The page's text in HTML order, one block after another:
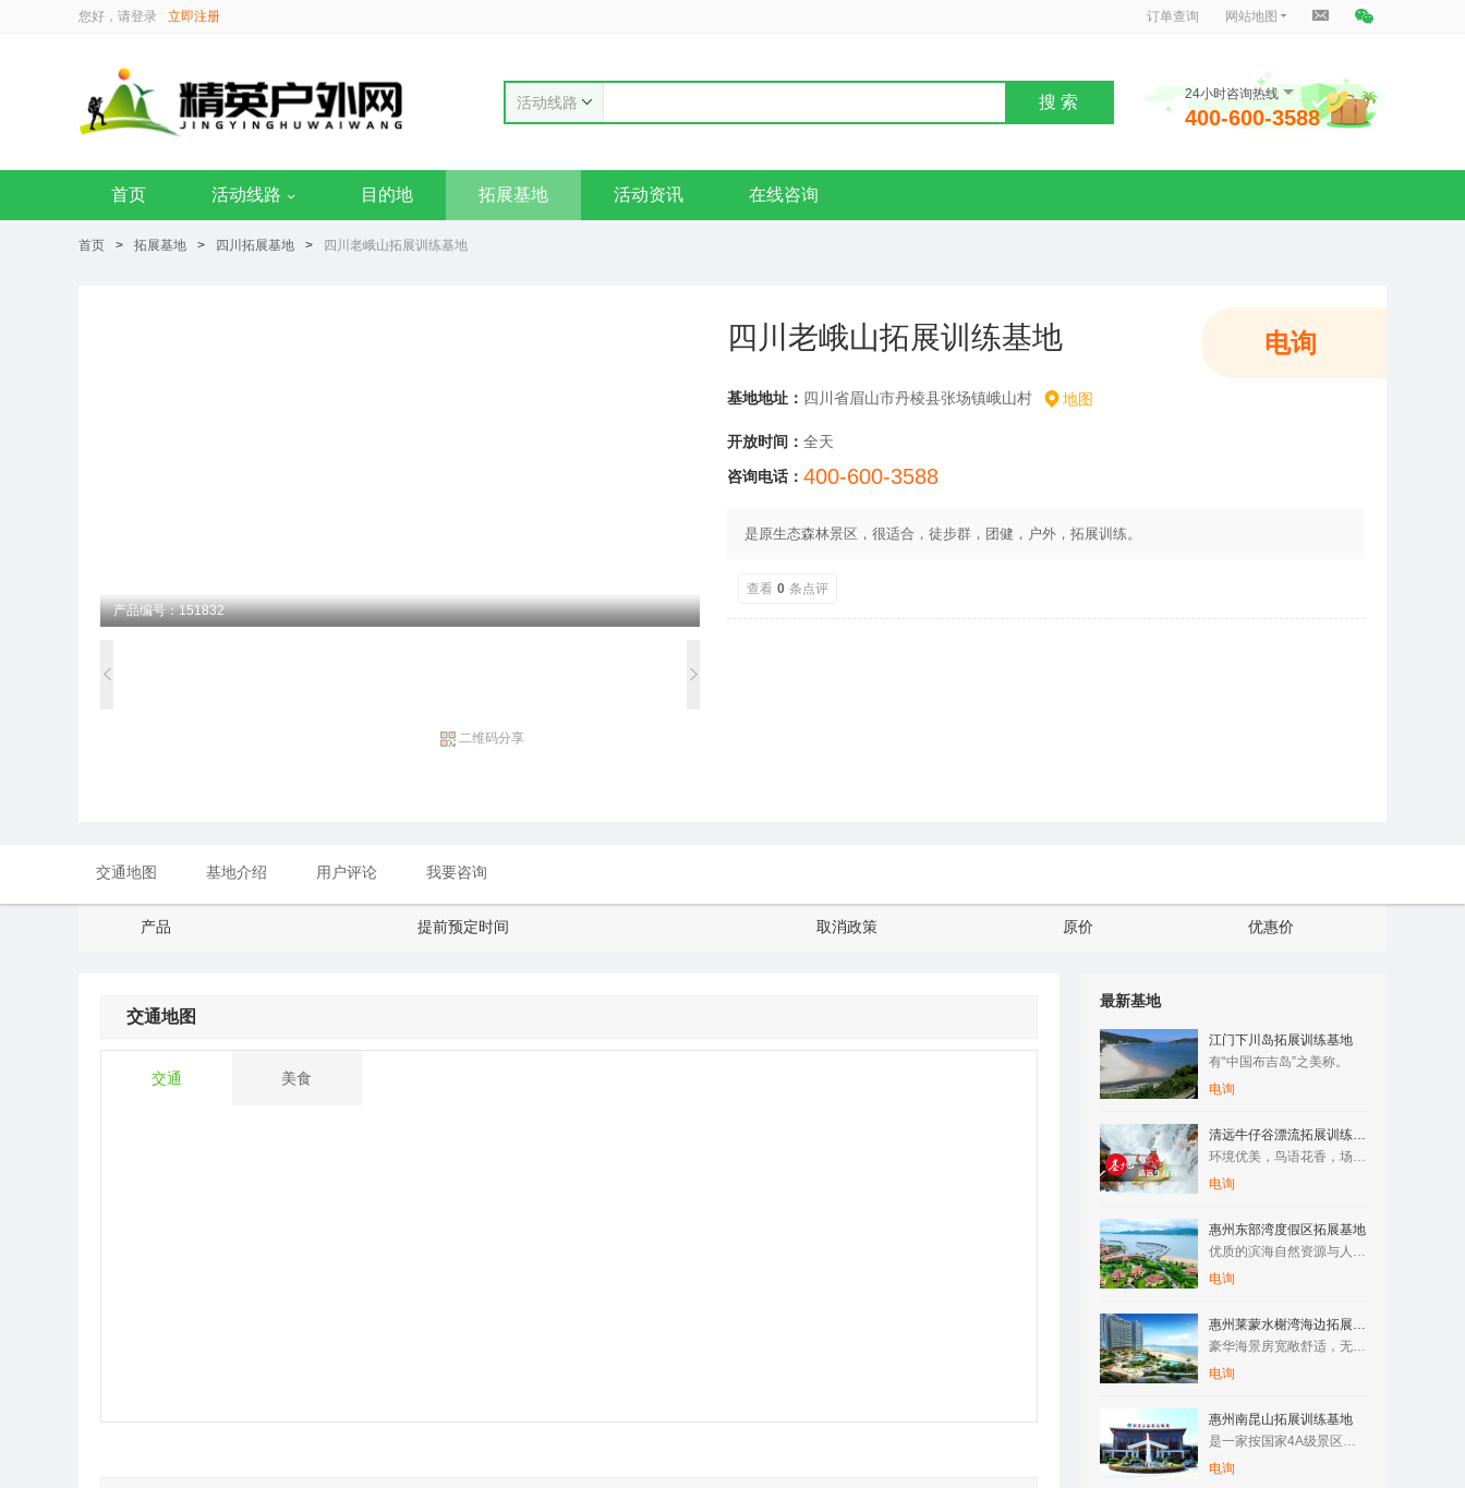
您好，请登录 立即注册 订单查询 网站地图
活动线路 搜 索 24小时咨询热线
400-600-3588
首页 活动线路 目的地 拓展基地 活动资讯 在线咨询
首页 > 拓展基地 > 四川拓展基地 > 四川老峨山拓展训练基地
产品编号：151832
二维码分享
电询
四川老峨山拓展训练基地
基地地址： 四川省眉山市丹棱县张场镇峨山村 地图
开放时间： 全天
咨询电话： 400-600-3588
是原生态森林景区，很适合，徒步群，团健，户外，拓展训练。
查看 0 条点评
交通地图 基地介绍 用户评论 我要咨询
产品 提前预定时间 取消政策 原价 优惠价
交通地图
交通 美食
最新基地
江门下川岛拓展训练基地
有“中国布吉岛”之美称。
电询
清远牛仔谷漂流拓展训练基地
环境优美，鸟语花香，场地空阔，空气清新，纯天然原生态树林/竹…
电询
惠州东部湾度假区拓展基地
优质的滨海自然资源与人文资源，让整个区域拥有了成为国际滨海旅…
电询
惠州莱蒙水榭湾海边拓展训练基地
豪华海景房宽敞舒适，无边际泳游池与海浑然一体，还有专属儿童池…
电询
惠州南昆山拓展训练基地
是一家按国家4A级景区标准建设的综合性旅游度假区。
电询